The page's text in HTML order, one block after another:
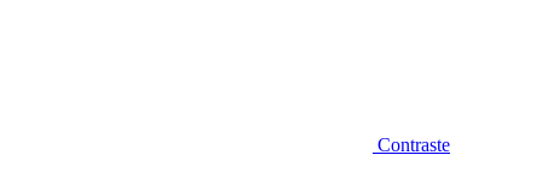
Contraste